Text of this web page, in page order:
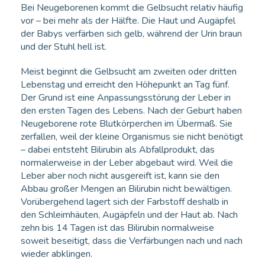
Bei Neugeborenen kommt die Gelbsucht relativ häufig
vor – bei mehr als der Hälfte. Die Haut und Augäpfel
der Babys verfärben sich gelb, während der Urin braun
und der Stuhl hell ist.
Meist beginnt die Gelbsucht am zweiten oder dritten
Lebenstag und erreicht den Höhepunkt an Tag fünf.
Der Grund ist eine Anpassungsstörung der Leber in
den ersten Tagen des Lebens. Nach der Geburt haben
Neugeborene rote Blutkörperchen im Übermaß. Sie
zerfallen, weil der kleine Organismus sie nicht benötigt
– dabei entsteht Bilirubin als Abfallprodukt, das
normalerweise in der Leber abgebaut wird. Weil die
Leber aber noch nicht ausgereift ist, kann sie den
Abbau großer Mengen an Bilirubin nicht bewältigen.
Vorübergehend lagert sich der Farbstoff deshalb in
den Schleimhäuten, Augäpfeln und der Haut ab. Nach
zehn bis 14 Tagen ist das Bilirubin normalweise
soweit beseitigt, dass die Verfärbungen nach und nach
wieder abklingen.